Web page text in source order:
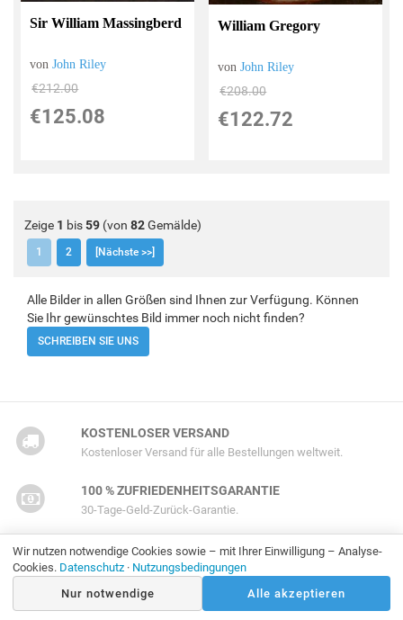
Sir William Massingberd
vonJohn Riley
€212.00
€125.08
William Gregory
vonJohn Riley
€208.00
€122.72
Zeige 1 bis59 (von 82Gemälde)
1 2 [Nächste >>]
Alle Bilder in allen Größen sind Ihnen zur Verfügung. Können
Sie Ihr gewünschtes Bild immer noch nicht finden?
SCHREIBEN SIE UNS
KOSTENLOSER VERSAND
Kostenloser Versand für alle Bestellungen weltweit.
100 % ZUFRIEDENHEITSGARANTIE
30-Tage-Geld-Zurück-Garantie.
100 % HANDGEMALT
Jedes Gemälde ist von Hand gemalt.
Wir nutzen notwendige Cookies sowie – mit Ihrer Einwilligung – Analyse-
Cookies. Datenschutz · Nutzungsbedingungen
Nur notwendige
Alle akzeptieren